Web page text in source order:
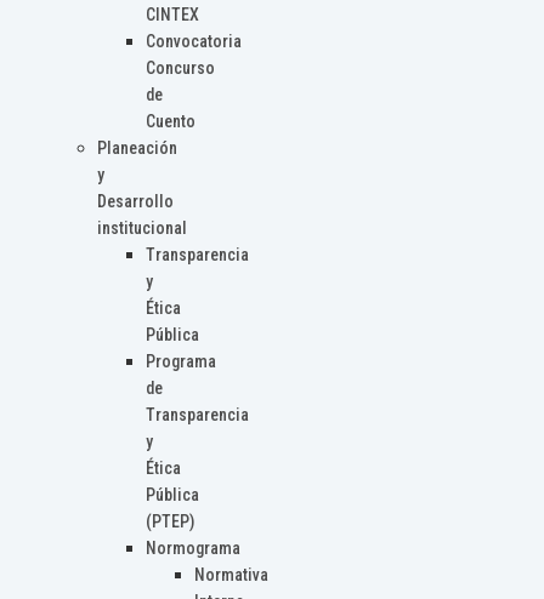
CINTEX
Convocatoria
Concurso
de
Cuento
Planeación
y
Desarrollo
institucional
Transparencia
y
Ética
Pública
Programa
de
Transparencia
y
Ética
Pública
(PTEP)
Normograma
Normativa